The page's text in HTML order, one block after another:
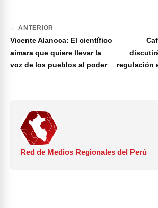
← ANTERIOR
Vicente Alanoca: El científico
aimara que quiere llevar la
voz de los pueblos al poder
regulación
Red de Medios Regionales del Perú